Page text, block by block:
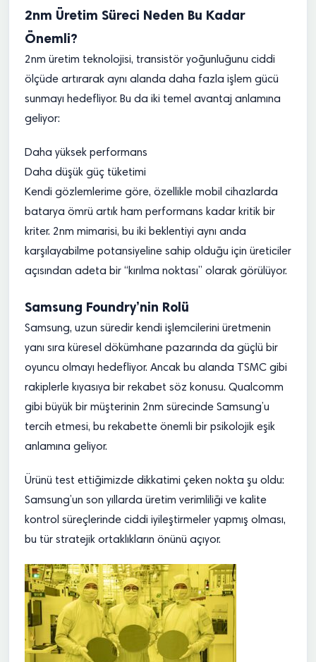
2nm Üretim Süreci Neden Bu Kadar
Önemli?
2nm üretim teknolojisi, transistör yoğunluğunu ciddi
ölçüde artırarak aynı alanda daha fazla işlem gücü
sunmayı hedefliyor. Bu da iki temel avantaj anlamına
geliyor:
Daha yüksek performans
Daha düşük güç tüketimi
Kendi gözlemlerime göre, özellikle mobil cihazlarda
batarya ömrü artık ham performans kadar kritik bir
kriter. 2nm mimarisi, bu iki beklentiyi aynı anda
karşılayabilme potansiyeline sahip olduğu için üreticiler
açısından adeta bir “kırılma noktası” olarak görülüyor.
Samsung Foundry’nin Rolü
Samsung, uzun süredir kendi işlemcilerini üretmenin
yanı sıra küresel dökümhane pazarında da güçlü bir
oyuncu olmayı hedefliyor. Ancak bu alanda TSMC gibi
rakiplerle kıyasıya bir rekabet söz konusu. Qualcomm
gibi büyük bir müşterinin 2nm sürecinde Samsung’u
tercih etmesi, bu rekabette önemli bir psikolojik eşik
anlamına geliyor.
Ürünü test ettiğimizde dikkatimi çeken nokta şu oldu:
Samsung’un son yıllarda üretim verimliliği ve kalite
kontrol süreçlerinde ciddi iyileştirmeler yapmış olması,
bu tür stratejik ortaklıkların önünü açıyor.